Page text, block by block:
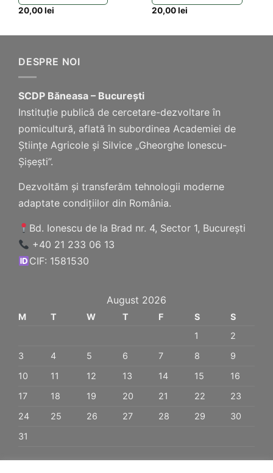
20,00lei 20,00lei
DESPRE NOI
SCDP Băneasa – București
Instituție publică de cercetare-dezvoltare în
pomicultură, aflată în subordinea Academiei de
Științe Agricole și Silvice „Gheorghe Ionescu-
Șișești”.
Dezvoltăm și transferăm tehnologii moderne
adaptate condițiilor din România.
Bd. Ionescu de la Brad nr. 4, Sector 1, București
+40 21 233 06 13
CIF: 1581530
August 2026
M T W T F S
S
1
2
3
4 5 6 7 8
9
10
11 12 13 14 15
16
17
18 19 20 21 22
23
24
25 26 27 28 29
30
31
« Jan